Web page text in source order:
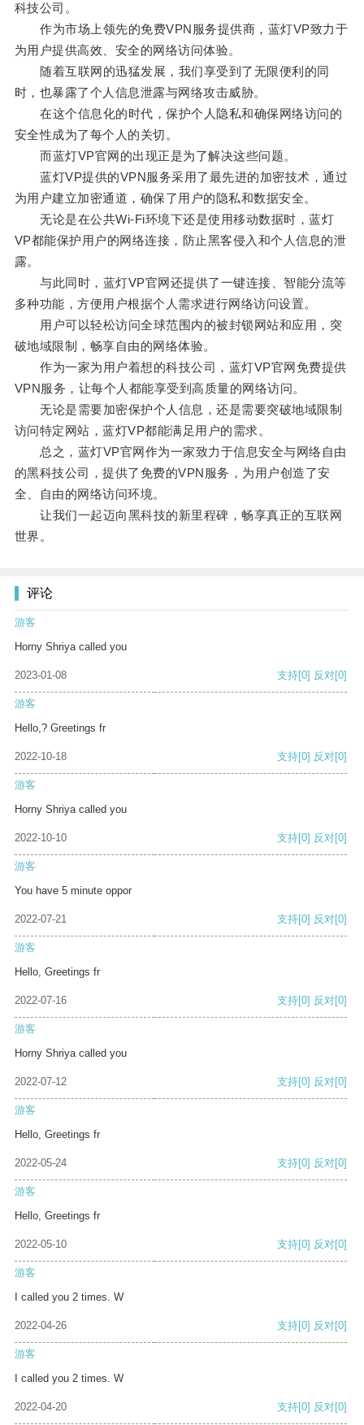
科技公司。
作为市场上领先的免费VPN服务提供商，蓝灯VP致力于
为用户提供高效、安全的网络访问体验。
随着互联网的迅猛发展，我们享受到了无限便利的同
时，也暴露了个人信息泄露与网络攻击威胁。
在这个信息化的时代，保护个人隐私和确保网络访问的
安全性成为了每个人的关切。
而蓝灯VP官网的出现正是为了解决这些问题。
蓝灯VP提供的VPN服务采用了最先进的加密技术，通过
为用户建立加密通道，确保了用户的隐私和数据安全。
无论是在公共Wi-Fi环境下还是使用移动数据时，蓝灯
VP都能保护用户的网络连接，防止黑客侵入和个人信息的泄
露。
与此同时，蓝灯VP官网还提供了一键连接、智能分流等
多种功能，方便用户根据个人需求进行网络访问设置。
用户可以轻松访问全球范围内的被封锁网站和应用，突
破地域限制，畅享自由的网络体验。
作为一家为用户着想的科技公司，蓝灯VP官网免费提供
VPN服务，让每个人都能享受到高质量的网络访问。
无论是需要加密保护个人信息，还是需要突破地域限制
访问特定网站，蓝灯VP都能满足用户的需求。
总之，蓝灯VP官网作为一家致力于信息安全与网络自由
的黑科技公司，提供了免费的VPN服务，为用户创造了安
全、自由的网络访问环境。
让我们一起迈向黑科技的新里程碑，畅享真正的互联网
世界。
评论
游客
Horny Shriya called you
2023-01-08 支持[0] 反对[0]
游客
Hello,? Greetings fr
2022-10-18 支持[0] 反对[0]
游客
Horny Shriya called you
2022-10-10 支持[0] 反对[0]
游客
You have 5 minute oppor
2022-07-21 支持[0] 反对[0]
游客
Hello, Greetings fr
2022-07-16 支持[0] 反对[0]
游客
Horny Shriya called you
2022-07-12 支持[0] 反对[0]
游客
Hello, Greetings fr
2022-05-24 支持[0] 反对[0]
游客
Hello, Greetings fr
2022-05-10 支持[0] 反对[0]
游客
I called you 2 times. W
2022-04-26 支持[0] 反对[0]
游客
I called you 2 times. W
2022-04-20 支持[0] 反对[0]